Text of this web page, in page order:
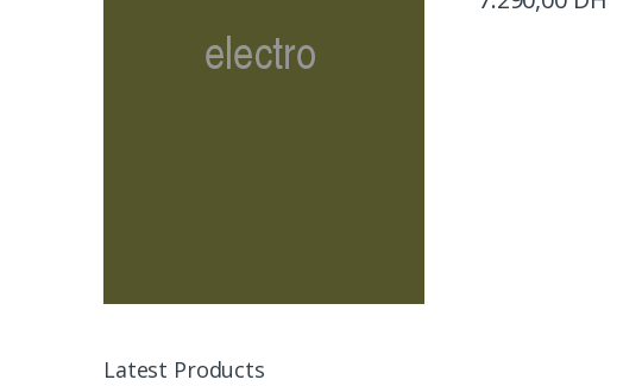
Latest Products